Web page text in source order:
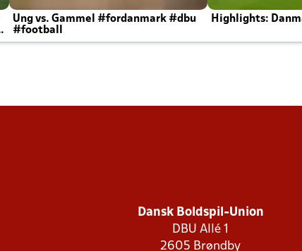
Ung vs. Gammel #fordanmark #dbu
#football
Highlights:
Dansk Boldspil-Union
DBU Allé 1
2605 Brøndby